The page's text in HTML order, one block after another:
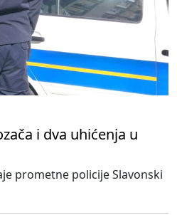
i dva uhićenja u
prometne policije Slavonski